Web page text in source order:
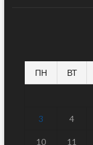
ПН ВТ
3 4
10 11